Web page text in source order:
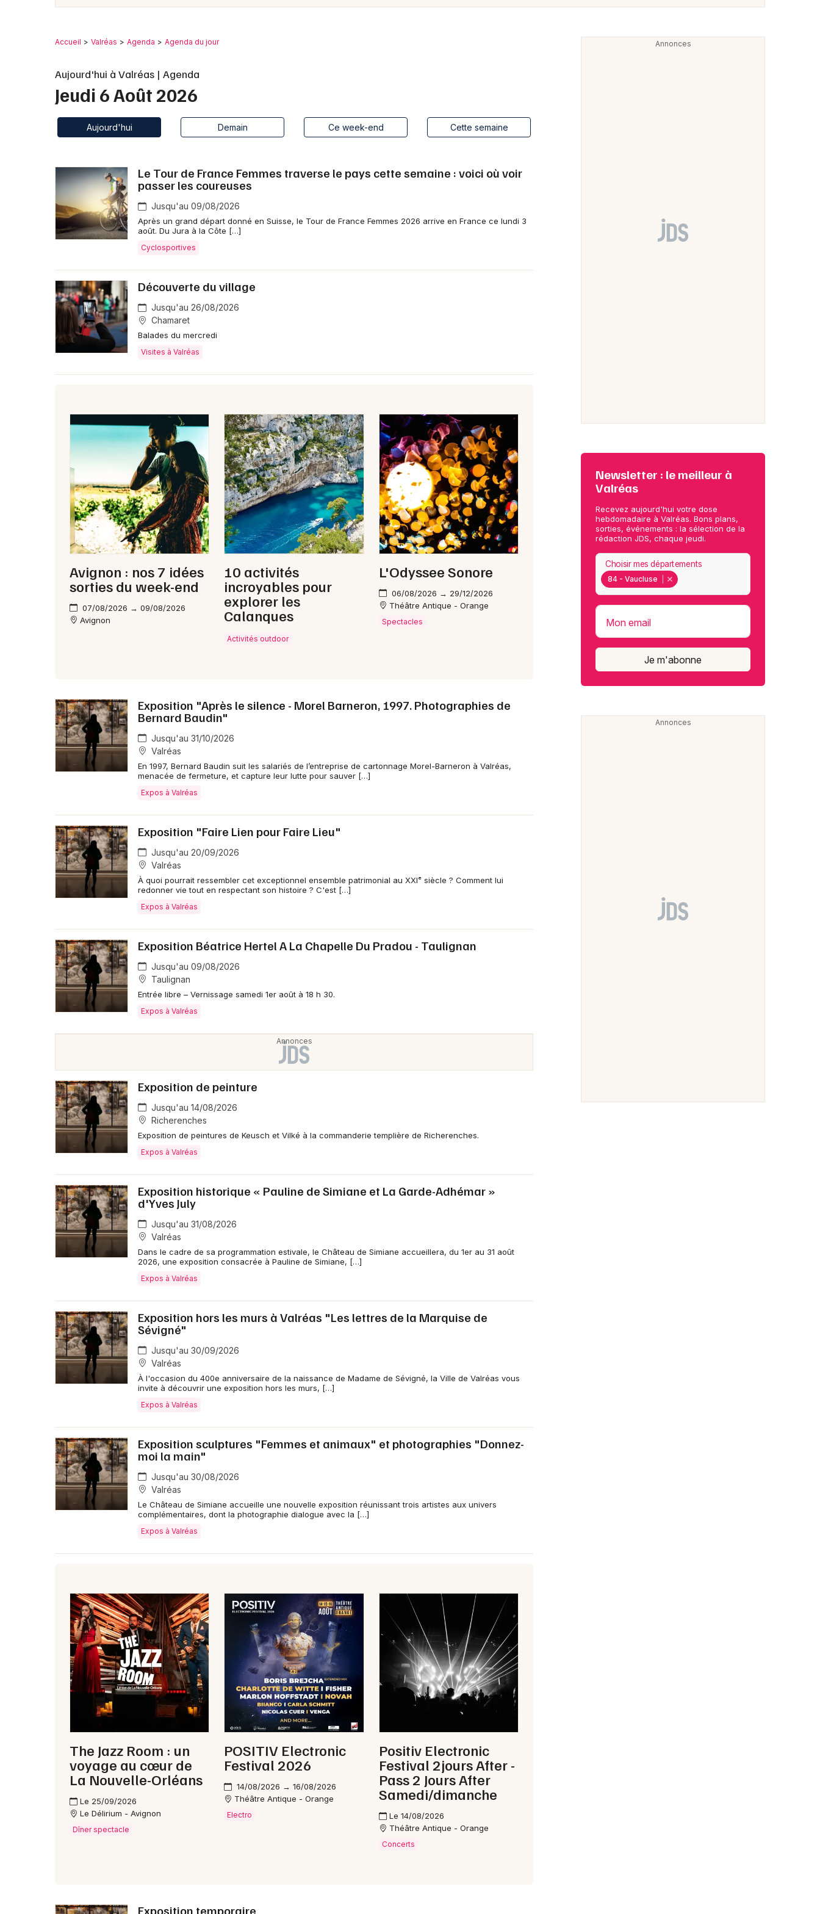
Sorties famille
Sorties & loisirs
Magazine à Valréas
84 - Vaucluse
Mulhouse
Strasbourg
Toutes les villes
Accueil Valréas Agenda Agenda du jour
Aujourd'hui à Valréas | Agenda
Jeudi 6 Août 2026
Aujourd'hui Demain Ce week-end Cette semaine
Le Tour de France Femmes traverse le pays cette semaine : voici où voir
passer les coureuses
Jusqu'au 09/08/2026
Après un grand départ donné en Suisse, le Tour de France Femmes 2026 arrive en France ce lundi 3
août. Du Jura à la Côte […]
Cyclosportives
Découverte du village
Jusqu'au 26/08/2026
Chamaret
Balades du mercredi
Visites à Valréas
Avignon : nos 7 idées
sorties du week-end
07/08/2026 → 09/08/2026
Avignon
10 activités
incroyables pour
explorer les
Calanques
Activités outdoor
L'Odyssee Sonore
06/08/2026 → 29/12/2026
Théâtre Antique - Orange
Spectacles
Exposition "Après le silence - Morel Barneron, 1997. Photographies de
Bernard Baudin"
Jusqu'au 31/10/2026
Valréas
En 1997, Bernard Baudin suit les salariés de l’entreprise de cartonnage Morel-Barneron à Valréas,
menacée de fermeture, et capture leur lutte pour sauver […]
Expos à Valréas
Exposition "Faire Lien pour Faire Lieu"
Jusqu'au 20/09/2026
Valréas
À quoi pourrait ressembler cet exceptionnel ensemble patrimonial au XXIᵉ siècle ? Comment lui
redonner vie tout en respectant son histoire ? C'est […]
Expos à Valréas
Exposition Béatrice Hertel A La Chapelle Du Pradou - Taulignan
Jusqu'au 09/08/2026
Taulignan
Entrée libre – Vernissage samedi 1er août à 18 h 30.
Expos à Valréas
Exposition de peinture
Jusqu'au 14/08/2026
Richerenches
Exposition de peintures de Keusch et Vilké à la commanderie templière de Richerenches.
Expos à Valréas
Exposition historique « Pauline de Simiane et La Garde-Adhémar »
d'Yves July
Jusqu'au 31/08/2026
Valréas
Dans le cadre de sa programmation estivale, le Château de Simiane accueillera, du 1er au 31 août
2026, une exposition consacrée à Pauline de Simiane, […]
Expos à Valréas
Exposition hors les murs à Valréas "Les lettres de la Marquise de
Sévigné"
Jusqu'au 30/09/2026
Valréas
À l'occasion du 400e anniversaire de la naissance de Madame de Sévigné, la Ville de Valréas vous
invite à découvrir une exposition hors les murs, […]
Expos à Valréas
Exposition sculptures "Femmes et animaux" et photographies "Donnez-
moi la main"
Jusqu'au 30/08/2026
Valréas
Le Château de Simiane accueille une nouvelle exposition réunissant trois artistes aux univers
complémentaires, dont la photographie dialogue avec la […]
Expos à Valréas
The Jazz Room : un
voyage au cœur de
La Nouvelle-Orléans
Le 25/09/2026
Le Délirium - Avignon
Dîner spectacle
POSITIV Electronic
Festival 2026
14/08/2026 → 16/08/2026
Théâtre Antique - Orange
Electro
Positiv Electronic
Festival 2jours After -
Pass 2 Jours After
Samedi/dimanche
Le 14/08/2026
Théâtre Antique - Orange
Concerts
Exposition temporaire
Newsletter : le meilleur à
Valréas
Recevez aujourd'hui votre dose
hebdomadaire à Valréas. Bons plans,
sorties, événements : la sélection de la
rédaction JDS, chaque jeudi.
84 - Vaucluse
Choisir mes départements
Mon email
Je m'abonne